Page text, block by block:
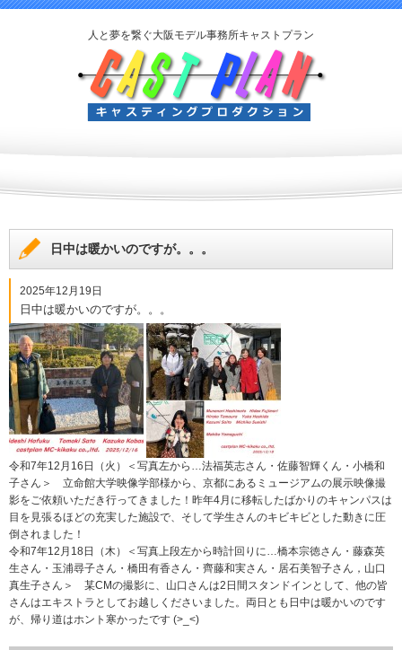
人と夢を繋ぐ大阪モデル事務所キャストプラン
日中は暖かいのですが。。。
2025年12月19日
日中は暖かいのですが。。。
令和7年12月16日（火）＜写真左から…法福英志さん・佐藤智輝くん・小橋和
子さん＞ 立命館大学映像学部様から、京都にあるミュージアムの展示映像撮
影をご依頼いただき行ってきました！昨年4月に移転したばかりのキャンパスは
目を見張るほどの充実した施設で、そして学生さんのキビキビとした動きに圧
倒されました！
令和7年12月18日（木）＜写真上段左から時計回りに…橋本宗徳さん・藤森英
生さん・玉浦尋子さん・橋田有香さん・齊藤和実さん・居石美智子さん，山口
真生子さん＞ 某CMの撮影に、山口さんは2日間スタンドインとして、他の皆
さんはエキストラとしてお越しくださいました。両日とも日中は暖かいのです
が、帰り道はホント寒かったです (>_<)